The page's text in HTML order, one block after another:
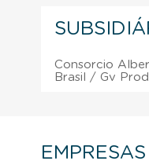
Consorcio
Brasil / Gv